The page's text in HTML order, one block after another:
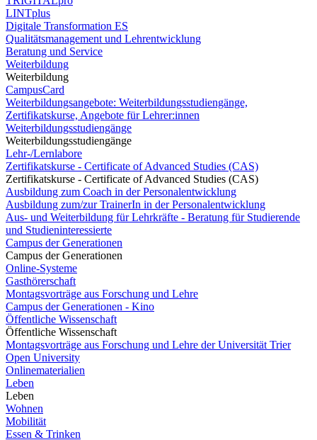
LINTplus
Digitale Transformation ES
Qualitätsmanagement und Lehrentwicklung
Beratung und Service
Weiterbildung
Weiterbildung
CampusCard
Weiterbildungsangebote: Weiterbildungsstudiengänge,
Zertifikatskurse, Angebote für Lehrer:innen
Weiterbildungsstudiengänge
Weiterbildungsstudiengänge
Lehr-/Lernlabore
Zertifikatskurse - Certificate of Advanced Studies (CAS)
Zertifikatskurse - Certificate of Advanced Studies (CAS)
Ausbildung zum Coach in der Personalentwicklung
Ausbildung zum/zur TrainerIn in der Personalentwicklung
Aus- und Weiterbildung für Lehrkräfte - Beratung für Studierende
und Studieninteressierte
Campus der Generationen
Campus der Generationen
Online-Systeme
Gasthörerschaft
Montagsvorträge aus Forschung und Lehre
Campus der Generationen - Kino
Öffentliche Wissenschaft
Öffentliche Wissenschaft
Montagsvorträge aus Forschung und Lehre der Universität Trier
Open University
Onlinematerialien
Leben
Leben
Wohnen
Mobilität
Essen & Trinken